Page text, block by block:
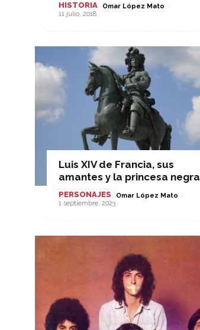
HISTORIA Omar López Mato -
11 julio, 2018
Luis XIV de Francia, sus
amantes y la princesa negra
PERSONAJES Omar López Mato -
1 septiembre, 2023